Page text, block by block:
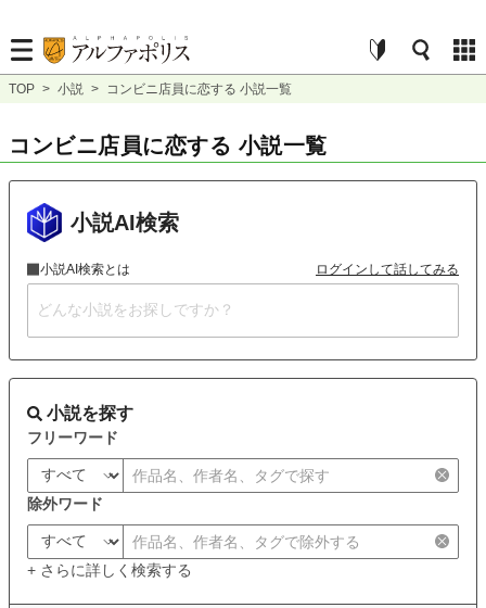
TOP > 小説 > コンビニ店員に恋する 小説一覧
コンビニ店員に恋する 小説一覧
小説AI検索
小説AI検索とは ログインして話してみる
小説を探す
フリーワード
除外ワード
+ さらに詳しく検索する